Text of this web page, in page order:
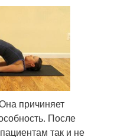
причиняет
После
так и не